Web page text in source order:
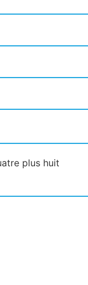
plus huit